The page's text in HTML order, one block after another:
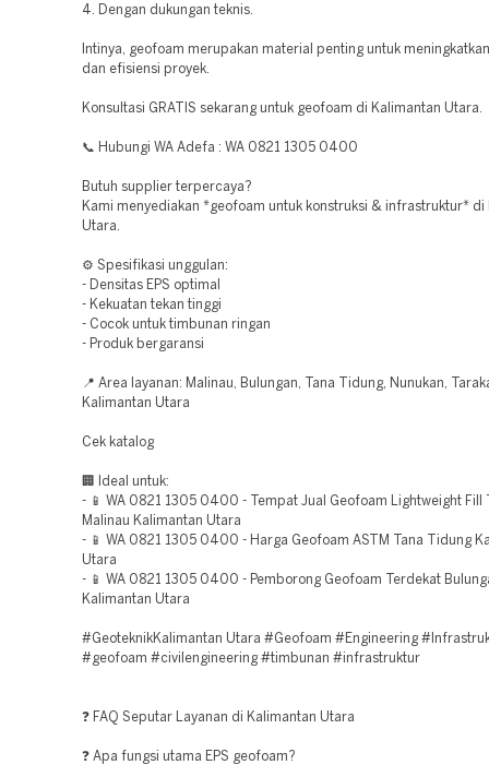
4. Dengan dukungan teknis.
Intinya, geofoam merupakan material penting untuk
dan efisiensi proyek.
Konsultasi GRATIS sekarang untuk geofoam di Kalimantan Utara.
📞 Hubungi WA Adefa : WA 0821 1305 0400
Butuh supplier terpercaya?
Kami menyediakan *geofoam untuk konstruksi & infrastruktur* di
Utara.
⚙️ Spesifikasi unggulan:
- Densitas EPS optimal
- Kekuatan tekan tinggi
- Cocok untuk timbunan ringan
- Produk bergaransi
📍 Area layanan: Malinau, Bulungan, Tana Tidung, Nunukan,
Kalimantan Utara
Cek katalog
🏢 Ideal untuk:
- 📱 WA 0821 1305 0400 - Tempat Jual Geofoam Lightweight Fill
Malinau Kalimantan Utara
- 📱 WA 0821 1305 0400 - Harga Geofoam ASTM Tana Tidung
Utara
- 📱 WA 0821 1305 0400 - Pemborong Geofoam Terdekat
Kalimantan Utara
#GeoteknikKalimantan Utara #Geofoam #Engineering
#geofoam #civilengineering #timbunan #infrastruktur
❓ FAQ Seputar Layanan di Kalimantan Utara
❓ Apa fungsi utama EPS geofoam?